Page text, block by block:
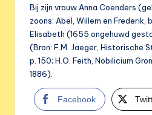
Bij zijn vrouw Anna Coenders
zoons: Abel, Willem en Frederik,
Elisabeth (1655 ongehuwd
(Bron: F.M. Jaeger, Historische
p. 150; H.O. Feith, Nobilicium
1886).
Facebook